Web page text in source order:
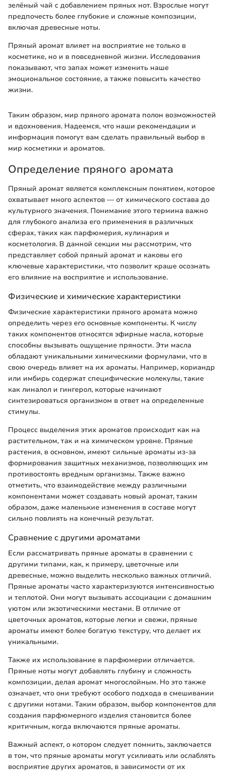
зелёный чай с добавлением пряных нот. Взрослые могут
предпочесть более глубокие и сложные композиции,
включая древесные ноты.
Пряный аромат влияет на восприятие не только в
косметике, но и в повседневной жизни. Исследования
показывают, что запах может изменить наше
эмоциональное состояние, а также повысить качество
жизни.
Таким образом, мир пряного аромата полон возможностей
и вдохновения. Надеемся, что наши рекомендации и
информация помогут вам сделать правильный выбор в
мир косметики и ароматов.
Определение пряного аромата
Пряный аромат является комплексным понятием, которое
охватывает много аспектов — от химического состава до
культурного значения. Понимание этого термина важно
для глубокого анализа его применения в различных
сферах, таких как парфюмерия, кулинария и
косметология. В данной секции мы рассмотрим, что
представляет собой пряный аромат и каковы его
ключевые характеристики, что позволит краше осознать
его влияние на восприятие и использование.
Физические и химические характеристики
Физические характеристики пряного аромата можно
определить через его основные компоненты. К числу
таких компонентов относятся эфирные масла, которые
способны вызывать ощущение пряности. Эти масла
обладают уникальными химическими формулами, что в
свою очередь влияет на их ароматы. Например, кориандр
или имбирь содержат специфические молекулы, такие
как линалол и гингерол, которые начинают
синтезироваться организмом в ответ на определенные
стимулы.
Процесс выделения этих ароматов происходит как на
растительном, так и на химическом уровне. Пряные
растения, в основном, имеют сильные ароматы из-за
формирования защитных механизмов, позволяющих им
противостоять вредным организмы. Также важно
отметить, что взаимодействие между различными
компонентами может создавать новый аромат, таким
образом, даже маленькие изменения в составе могут
сильно повлиять на конечный результат.
Сравнение с другими ароматами
Если рассматривать пряные ароматы в сравнении с
другими типами, как, к примеру, цветочные или
древесные, можно выделить несколько важных отличий.
Пряные ароматы часто характеризуются интенсивностью
и теплотой. Они могут вызывать ассоциации с домашним
уютом или экзотическими местами. В отличие от
цветочных ароматов, которые легки и свежи, пряные
ароматы имеют более богатую текстуру, что делает их
уникальными.
Также их использование в парфюмерии отличается.
Пряные ноты могут добавлять глубину и сложность
композиции, делая аромат многослойным. Но это также
означает, что они требуют особого подхода в смешивании
с другими нотами. Таким образом, выбор компонентов для
создания парфюмерного изделия становится более
критичным, когда включаются пряные ароматы.
Важный аспект, о котором следует помнить, заключается
в том, что пряные ароматы могут усиливать или ослаблять
восприятие других ароматов, в зависимости от их